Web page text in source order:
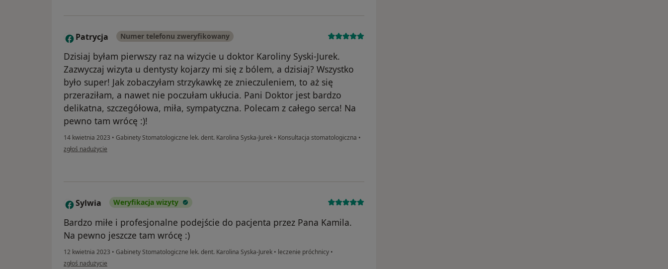
P Patrycja Numer telefonu zweryfikowany
Dzisiaj byłam pierwszy raz na wizycie u doktor Karoliny Syski-Jurek.
Zazwyczaj wizyta u dentysty kojarzy mi się z bólem, a dzisiaj? Wszystko
było super! Jak zobaczyłam strzykawkę ze znieczuleniem, to aż się
przeraziłam, a nawet nie poczułam ukłucia. Pani Doktor jest bardzo
delikatna, szczegółowa, miła, sympatyczna. Polecam z całego serca! Na
pewno tam wrócę :)!
14 kwietnia 2023 • Gabinety Stomatologiczne lek. dent. Karolina Syska-Jurek • Konsultacja stomatologiczna •
w opinii użytkownika Patrycja
zgłoś nadużycie
S Sylwia Weryfikacja wizyty
Bardzo miłe i profesjonalne podejście do pacjenta przez Pana Kamila.
Na pewno jeszcze tam wrócę :)
12 kwietnia 2023 • Gabinety Stomatologiczne lek. dent. Karolina Syska-Jurek • leczenie próchnicy •
w opinii użytkownika Sylwia
zgłoś nadużycie